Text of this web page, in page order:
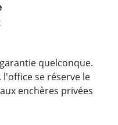
quelconque.
se réserve le
enchères privées